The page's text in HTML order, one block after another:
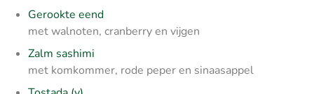
Gerookte eend
met walnoten, cranberry en vijgen
Zalm sashimi
met komkommer, rode peper en sinaasappel